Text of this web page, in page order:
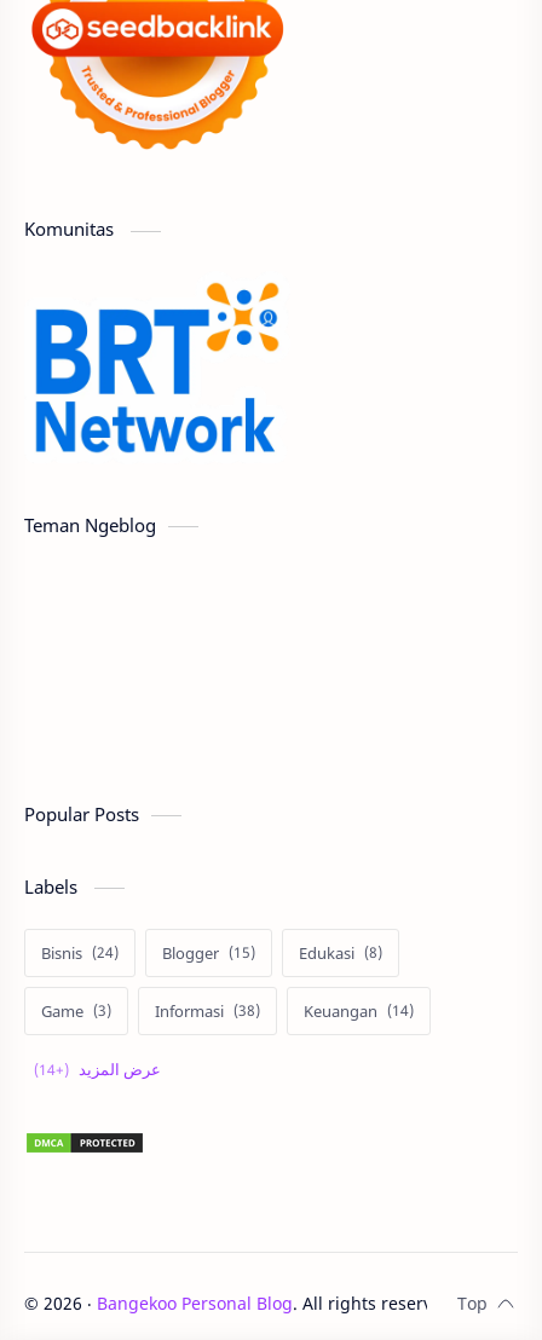
Komunitas
Teman Ngeblog
Popular Posts
Labels
Bisnis Blogger Edukasi
Game Informasi Keuangan
Korea Lari
Teknologi UNTAN
© 2026 ‧ Bangekoo Personal Blog. All rights reserved.